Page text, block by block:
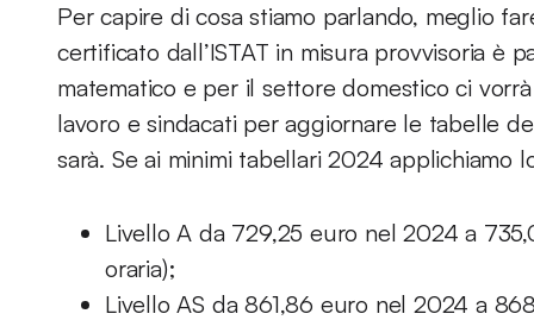
Per capire di cosa stiamo parlando, meglio
certificato dall’ISTAT in misura provvisoria è
matematico e per il settore domestico ci
lavoro e sindacati per aggiornare le tabelle
sarà. Se ai minimi tabellari 2024 applichiamo
Livello A da 729,25 euro nel 2024 a
oraria);
Livello AS da 861,86 euro nel 2024 a